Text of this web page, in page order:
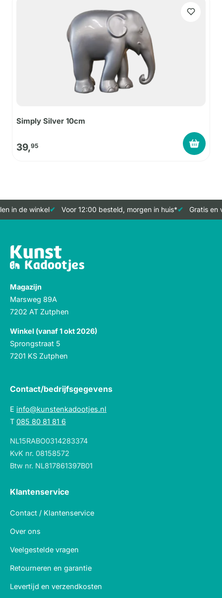
Simply Silver 10cm
39,95
in de winkel Voor 12:00 besteld, morgen in huis* Gratis en
Magazijn
Marsweg 89A
7202 AT Zutphen
Winkel (vanaf 1 okt 2026)
Sprongstraat 5
7201 KS Zutphen
Contact/bedrijfsgegevens
E info@kunstenkadootjes.nl
T 085 80 81 81 6
NL15RABO0314283374
KvK nr. 08158572
Btw nr. NL817861397B01
Klantenservice
Contact / Klantenservice
Over ons
Veelgestelde vragen
Retourneren en garantie
Levertijd en verzendkosten